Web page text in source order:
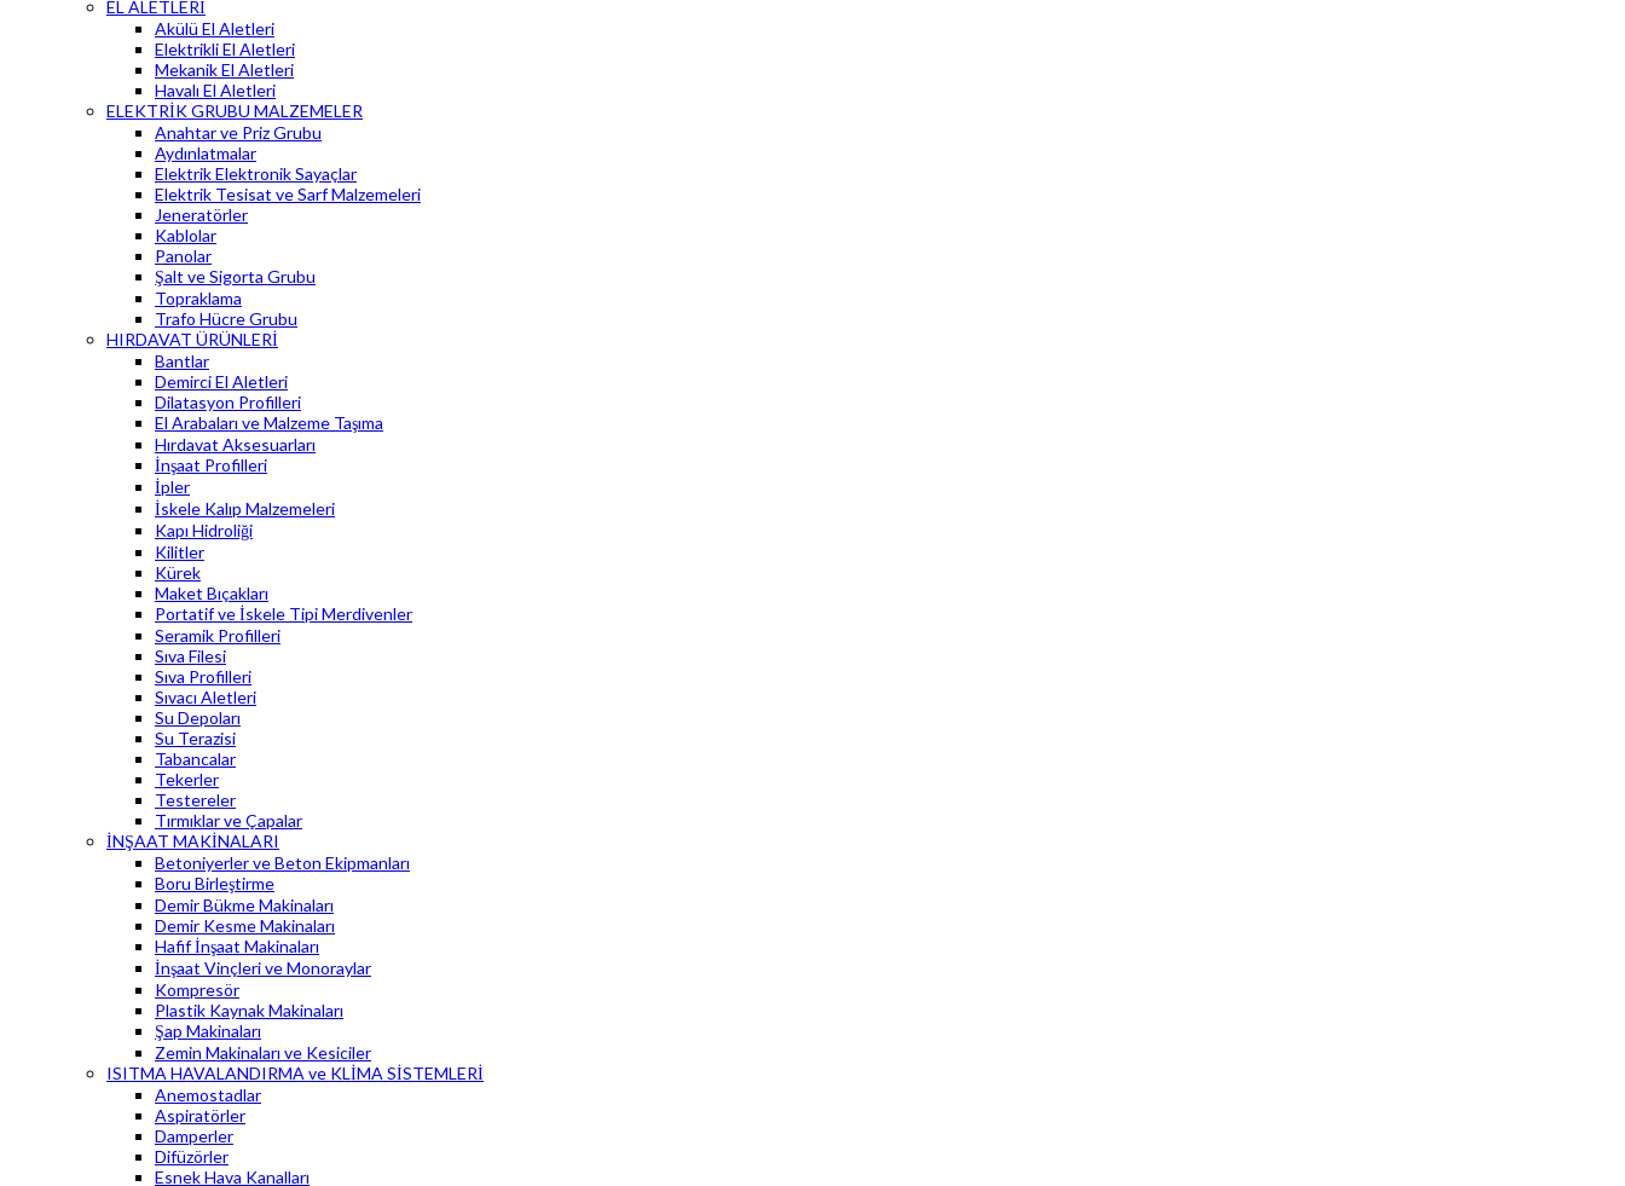
EL ALETLERİ
Akülü El Aletleri
Elektrikli El Aletleri
Mekanik El Aletleri
Havalı El Aletleri
ELEKTRİK GRUBU MALZEMELER
Anahtar ve Priz Grubu
Aydınlatmalar
Elektrik Elektronik Sayaçlar
Elektrik Tesisat ve Sarf Malzemeleri
Jeneratörler
Kablolar
Panolar
Şalt ve Sigorta Grubu
Topraklama
Trafo Hücre Grubu
HIRDAVAT ÜRÜNLERİ
Bantlar
Demirci El Aletleri
Dilatasyon Profilleri
El Arabaları ve Malzeme Taşıma
Hırdavat Aksesuarları
İnşaat Profilleri
İpler
İskele Kalıp Malzemeleri
Kapı Hidroliği
Kilitler
Kürek
Maket Bıçakları
Portatif ve İskele Tipi Merdivenler
Seramik Profilleri
Sıva Filesi
Sıva Profilleri
Sıvacı Aletleri
Su Depoları
Su Terazisi
Tabancalar
Tekerler
Testereler
Tırmıklar ve Çapalar
İNŞAAT MAKİNALARI
Betoniyerler ve Beton Ekipmanları
Boru Birleştirme
Demir Bükme Makinaları
Demir Kesme Makinaları
Hafif İnşaat Makinaları
İnşaat Vinçleri ve Monoraylar
Kompresör
Plastik Kaynak Makinaları
Şap Makinaları
Zemin Makinaları ve Kesiciler
ISITMA HAVALANDIRMA ve KLİMA SİSTEMLERİ
Anemostadlar
Aspiratörler
Damperler
Difüzörler
Esnek Hava Kanalları